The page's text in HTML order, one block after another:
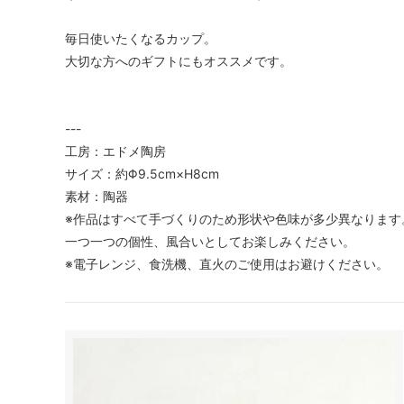
毎日使いたくなるカップ。
大切な方へのギフトにもオススメです。
---
工房：エドメ陶房
サイズ：約Φ9.5cm×H8cm
素材：陶器
※作品はすべて手づくりのため形状や色味が多少異なります
一つ一つの個性、風合いとしてお楽しみください。
※電子レンジ、食洗機、直火のご使用はお避けください。